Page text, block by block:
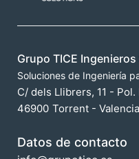
Grupo TICE Ingenieros
Soluciones de Ingeniería
C/ dels Llibrers, 11 -
46900 Torrent - Valencia
Datos de contacto